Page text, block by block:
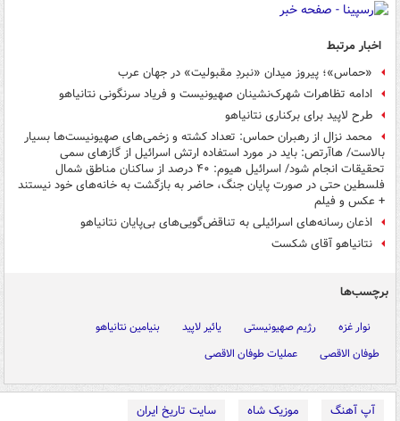
اخبار مرتبط
«حماس»؛ پیروز میدان «نبردِ مقبولیت» در جهان عرب
ادامه تظاهرات شهرک‌نشینان صهیونیست و فریاد سرنگونی نتانیاهو
طرح لاپید برای برکناری نتانیاهو
محمد نزال از رهبران حماس: تعداد کشته و زخمی‌های صهیونیست‌ها بسیار
بالاست/ هاآرتص: باید در مورد استفاده ارتش اسرائیل از گازهای سمی
تحقیقات انجام شود/ اسرائیل هیوم: ۴۰ درصد از ساکنان مناطق شمال
فلسطین حتی در صورت پایان جنگ، حاضر به بازگشت به خانه‌های خود نیستند
+ عکس و فیلم
اذعان رسانه‌های اسرائیلی به تناقض‌گویی‌های بی‌پایان نتانیاهو
نتانیاهو آقای شکست
برچسب‌ها
نوار غزه رژیم صهیونیستی یائیر لاپید
بنیامین نتانیاهو
طوفان الاقصی
عملیات طوفان الاقصی
آپ آهنگ موزیک شاه
سایت تاریخ ایران